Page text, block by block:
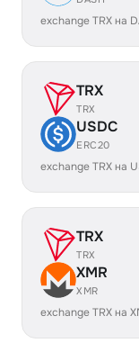
exchange TRX на
TRX
TRX
USDC
ERC20
exchange TRX на
TRX
TRX
XMR
XMR
exchange TRX на